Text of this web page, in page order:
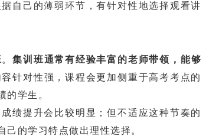
自己的薄弱环节，有针对性地选择观看讲
。集训班通常有经验丰富的老师带领，能够
针对性强，课程会更加侧重于高考考点的
的学生。
提升会比较明显；但不适应这种节奏的
的学习特点做出理性选择。